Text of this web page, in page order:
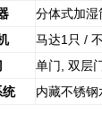
分体式加湿
马达1只 /
单门, 双层
统
内藏不锈